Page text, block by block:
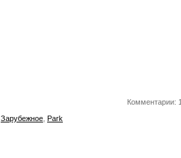
Комментарии:
Зарубежное Park